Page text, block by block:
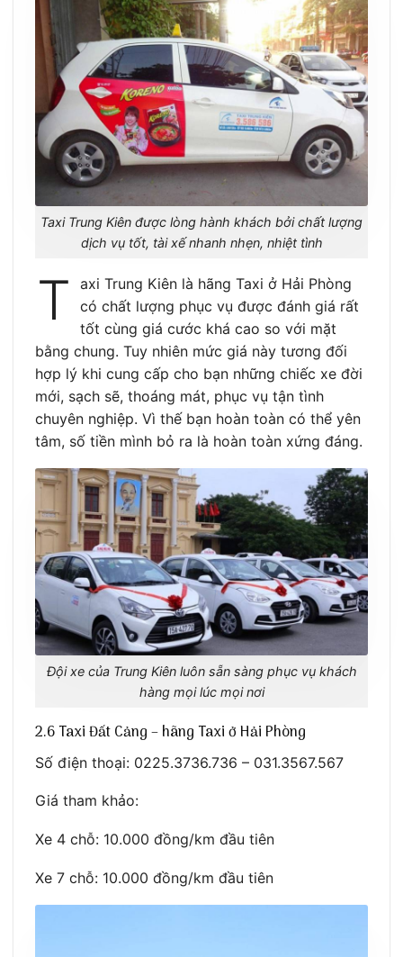
Taxi Trung Kiên được lòng hành khách bởi chất lượng
dịch vụ tốt, tài xế nhanh nhẹn, nhiệt tình
T
axi Trung Kiên là hãng Taxi ở Hải Phòng
có chất lượng phục vụ được đánh giá rất
tốt cùng giá cước khá cao so với mặt
bằng chung. Tuy nhiên mức giá này tương đối
hợp lý khi cung cấp cho bạn những chiếc xe đời
mới, sạch sẽ, thoáng mát, phục vụ tận tình
chuyên nghiệp. Vì thế bạn hoàn toàn có thể yên
tâm, số tiền mình bỏ ra là hoàn toàn xứng đáng.
Đội xe của Trung Kiên luôn sẵn sàng phục vụ khách
hàng mọi lúc mọi nơi
2.6 Taxi Đất Cảng – hãng Taxi ở Hải Phòng
Số điện thoại: 0225.3736.736 – 031.3567.567
Giá tham khảo:
Xe 4 chỗ: 10.000 đồng/km đầu tiên
Xe 7 chỗ: 10.000 đồng/km đầu tiên